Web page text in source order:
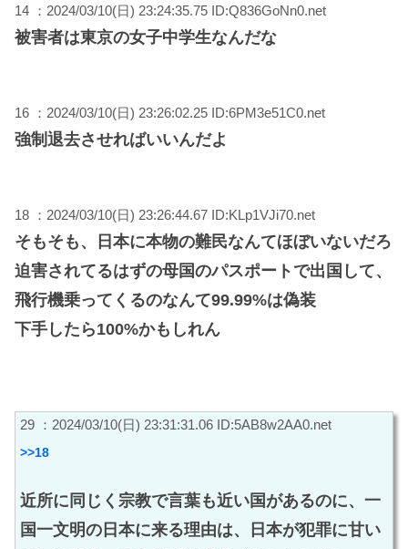
14 ：2024/03/10(日) 23:24:35.75 ID:Q836GoNn0.net
被害者は東京の女子中学生なんだな
16 ：2024/03/10(日) 23:26:02.25 ID:6PM3e51C0.net
強制退去させればいいんだよ
18 ：2024/03/10(日) 23:26:44.67 ID:KLp1VJi70.net
そもそも、日本に本物の難民なんてほぼいないだろ
迫害されてるはずの母国のパスポートで出国して、
飛行機乗ってくるのなんて99.99%は偽装
下手したら100%かもしれん
29 ：2024/03/10(日) 23:31:31.06 ID:5AB8w2AA0.net
>>18
近所に同じく宗教で言葉も近い国があるのに、一
国一文明の日本に来る理由は、日本が犯罪に甘い